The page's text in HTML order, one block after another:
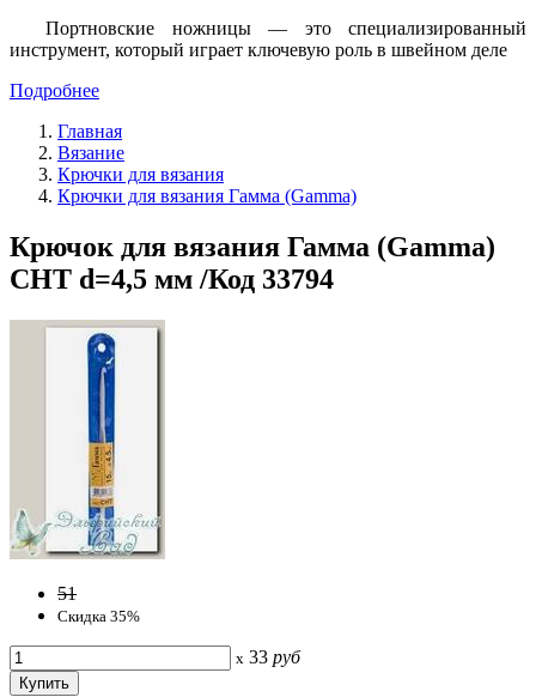
Портновские ножницы — это специализированный
инструмент, который играет ключевую роль в швейном деле
Подробнее
Главная
Вязание
Крючки для вязания
Крючки для вязания Гамма (Gamma)
Крючок для вязания Гамма (Gamma)
CHT d=4,5 мм /Код 33794
51
Скидка 35%
x 33 руб